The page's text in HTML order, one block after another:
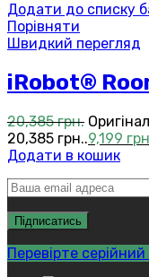
Додати до списку
Порівняти
Швидкий перегляд
iRobot®
20,385грн.
20,385 грн..9,199
Додати в кошик
Перевірте